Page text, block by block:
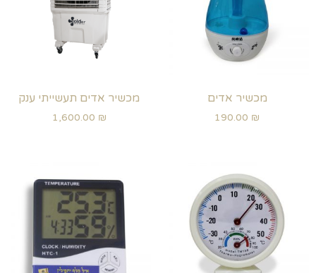
מכשיר אדים
190.00 ₪
מכשיר אדים תעשייתי ענק
1,600.00 ₪